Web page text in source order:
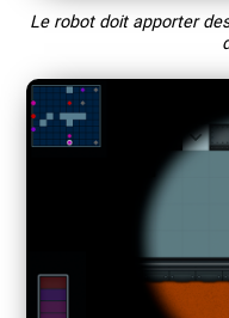
Le robot doit apporter